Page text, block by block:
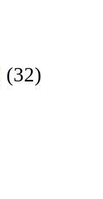
(32)